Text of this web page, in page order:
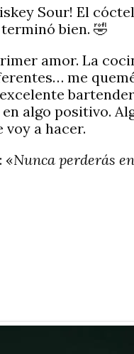
Sour! El
bien. 🤣
amor. La
me
algo positivo.
a hacer.
«Nunca perderás